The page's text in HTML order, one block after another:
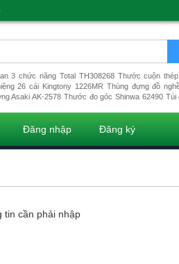
3 chức năng Total TH308268 Thước cuộn
26 cái Kingtony 1226MR Thùng đựng đồ
Asaki AK-2578 Thước đo góc Shinwa 62490 Túi
Đăng nhập Đăng ký
tin cần phải nhập